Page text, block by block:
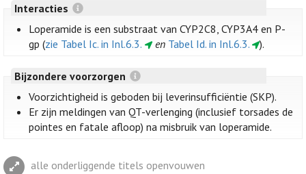
Interacties
Loperamide is een substraat van CYP2C8, CYP3A4 en P-
gp (zie Tabel Ic. in Inl.6.3. en Tabel Id. in Inl.6.3. ).
Bijzondere voorzorgen
Voorzichtigheid is geboden bij leverinsufficiëntie (SKP).
Er zijn meldingen van QT-verlenging (inclusief torsades de
pointes en fatale afloop) na misbruik van loperamide.
alle onderliggende titels openvouwen